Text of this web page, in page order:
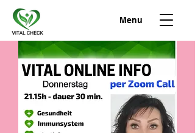
Menu